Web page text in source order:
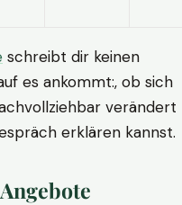
schreibt dir keinen
es ankommt:, ob sich
verändert
erklären kannst.